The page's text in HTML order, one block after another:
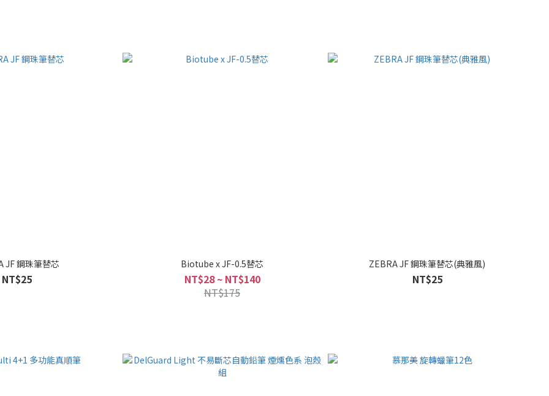
JF 鋼珠筆替芯
NT$25
Biotube x JF-0.5替芯
NT$28 ~ NT$140
NT$175
ZEBRA JF 鋼珠筆替芯(典雅風)
NT$25